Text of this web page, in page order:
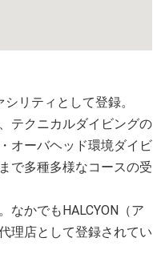
リティとして登録。
テクニカルダイビングの
オーバヘッド環境ダイビ
で多種多様なコースの受
なかでもHALCYON（ア
理店として登録されてい